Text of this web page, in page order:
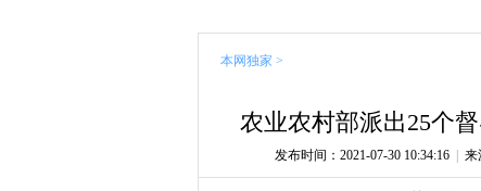
本网独家 >
农业农村部派出25个
发布时间：2021-07-30 10:34:16| 来